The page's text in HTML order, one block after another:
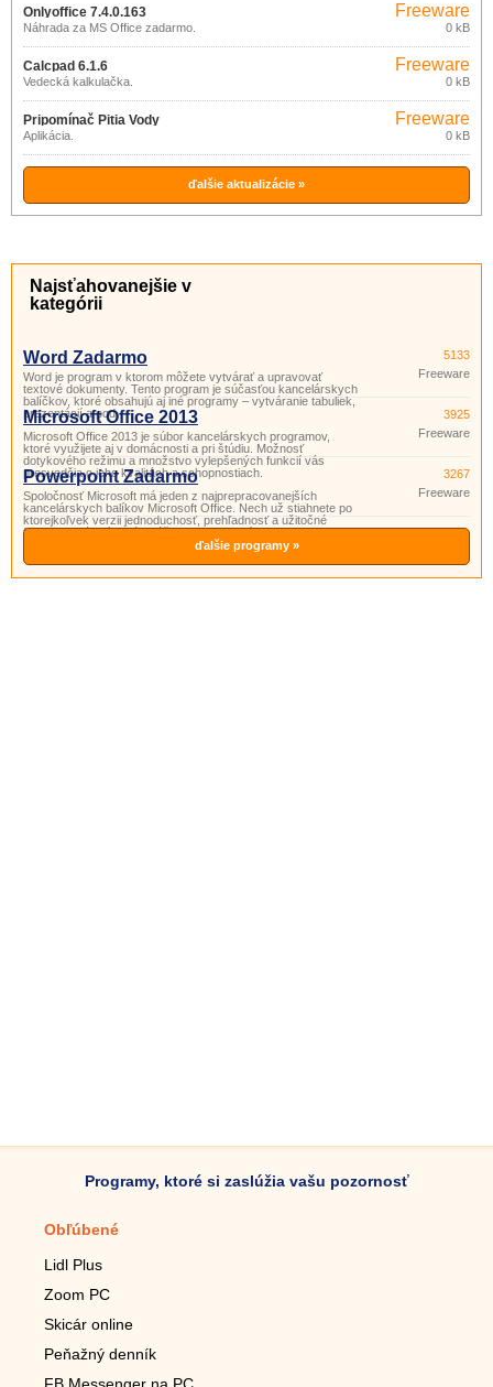
Onlyoffice 7.4.0.163
Náhrada za MS Office zadarmo.
Freeware
0 kB
Calcpad 6.1.6
Vedecká kalkulačka.
Freeware
0 kB
Pripomínač Pitia Vody
Aplikácia.
Freeware
0 kB
ďalšie aktualizácie »
Najsťahovanejšie v
kategórii
Word Zadarmo
Word je program v ktorom môžete vytvárať a upravovať
textové dokumenty. Tento program je súčasťou kancelárskych
balíčkov, ktoré obsahujú aj iné programy – vytváranie tabuliek,
prezentácií a pod.
5133
Freeware
Microsoft Office 2013
Microsoft Office 2013 je súbor kancelárskych programov,
ktoré využijete aj v domácnosti a pri štúdiu. Možnosť
dotykového režimu a množstvo vylepšených funkcií vás
presvedčia o jeho kvalitách a schopnostiach.
3925
Freeware
Powerpoint Zadarmo
Spoločnosť Microsoft má jeden z najprepracovanejších
kancelárskych balíkov Microsoft Office. Nech už stiahnete po
ktorejkoľvek verzii jednoduchosť, prehľadnosť a užitočné
funkcie si vás získajú. Súčasťou tohto balíka je aj program
PowerPoint. Powerpoint je program vhodný na prípravu
3267
Freeware
ďalšie programy »
Programy, ktoré si zaslúžia vašu pozornosť
Obľúbené
Lidl Plus
Zoom PC
Skicár online
Peňažný denník